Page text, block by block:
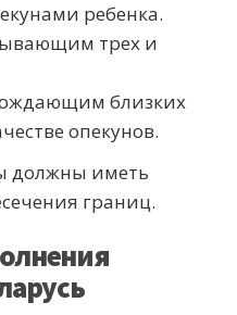
ребенка.
трех и
близких
опекунов.
должны иметь
границ.